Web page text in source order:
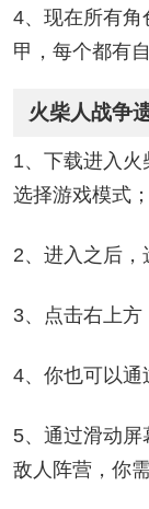
4、现在所有角
甲，每个都有
火柴人战争
1、下载进入火
选择游戏模式；
2、进入之后，
3、点击右上方
4、你也可以通
5、通过滑动
敌人阵营，你